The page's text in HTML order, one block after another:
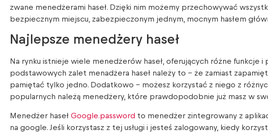
zwane menedżerami haseł. Dzięki nim możemy przechowywać
bezpiecznym miejscu, zabezpieczonym jednym, mocnym hasłem
Najlepsze menedżery haseł
Na rynku istnieje wiele menedżerów haseł, oferujących różne funkcje
podstawowych zalet menadżera haseł należy to – że zamiast
pamiętać tylko jedno. Dodatkowo – możesz korzystać z niego z
popularnych należą menedżery, które prawdopodobnie już masz w
Menedżer haseł Google.password to menedżer zintegrowany z
na google. Jeśli korzystasz z tej usługi i jesteś zalogowany, kiedy